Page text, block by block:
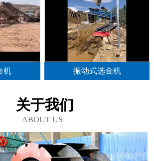
机 振动式选金机
关于我们
ABOUT US